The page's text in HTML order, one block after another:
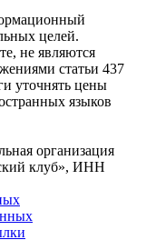
целей.
не являются
статьи 437
уточнять цены
языков
организация
клуб», ИНН